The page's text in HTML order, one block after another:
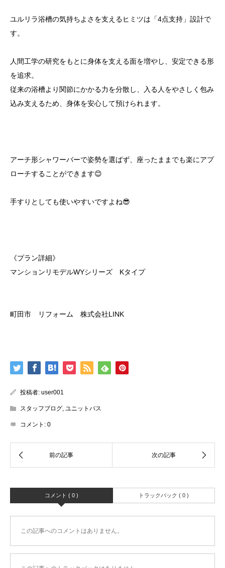
ユルリラ浴槽の気持ちよさを支えるヒミツは「4点支持」設計で
す。
人間工学の研究をもとに身体を支える面を増やし、安定できる形
を追求。
従来の浴槽より関節にかかる力を分散し、入る人をやさしく包み
込み支えるため、身体を安心して預けられます。
アーチ形シャワーバーで姿勢を選ばず、座ったままでも楽にアプ
ローチすることができます😊
手すりとしても使いやすいですよね😎
《プラン詳細》
マンションリモデルWYシリーズ Kタイプ
町田市 リフォーム 株式会社LINK
投稿者: user001
スタッフブログ, ユニットバス
コメント: 0
コメント ( 0 ) トラックバック ( 0 )
この記事へのコメントはありません。